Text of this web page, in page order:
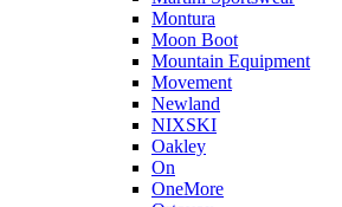
Montura
Moon Boot
Mountain Equipment
Movement
Newland
NIXSKI
Oakley
On
OneMore